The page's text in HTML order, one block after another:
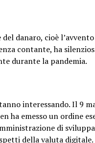
danaro, cioè
contante, ha
durante la pandemia.
interessando. Il 9
ha emesso un ordine
di
della valuta digitale.